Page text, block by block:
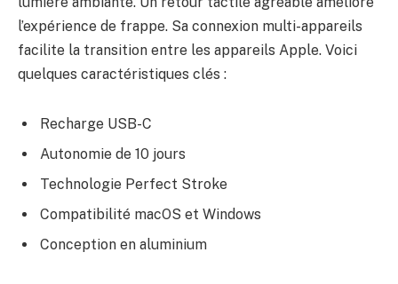
l’expérience de frappe. Sa connexion multi-appareils
facilite la transition entre les appareils Apple. Voici
quelques caractéristiques clés :
Recharge USB-C
Autonomie de 10 jours
Technologie Perfect Stroke
Compatibilité macOS et Windows
Conception en aluminium